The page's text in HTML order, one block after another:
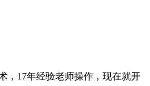
，17年经验老师操作，现在就开